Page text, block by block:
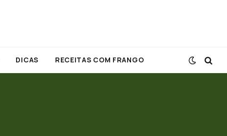
DICAS RECEITAS COM FRANGO